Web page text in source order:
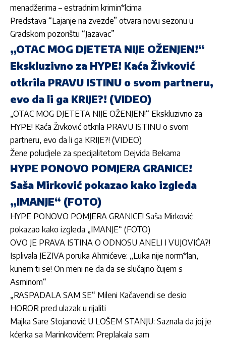
menadžerima – estradnim krimin*lcima
Predstava “Lajanje na zvezde” otvara novu sezonu u
Gradskom pozorištu “Jazavac”
„OTAC MOG DJETETA NIJE OŽENJEN!“
Ekskluzivno za HYPE! Kaća Živković
otkrila PRAVU ISTINU o svom partneru,
evo da li ga KRIJE?! (VIDEO)
„OTAC MOG DJETETA NIJE OŽENJEN!“ Ekskluzivno za
HYPE! Kaća Živković otkrila PRAVU ISTINU o svom
partneru, evo da li ga KRIJE?! (VIDEO)
Žene poludjele za specijalitetom Dejvida Bekama
HYPE PONOVO POMJERA GRANICE!
Saša Mirković pokazao kako izgleda
„IMANJE“ (FOTO)
HYPE PONOVO POMJERA GRANICE! Saša Mirković
pokazao kako izgleda „IMANJE“ (FOTO)
OVO JE PRAVA ISTINA O ODNOSU ANELI I VUJOVIĆA?!
Isplivala JEZIVA poruka Ahmićeve: „Luka nije norm*lan,
kunem ti se! On meni ne da da se slučajno čujem s
Asminom“
„RASPADALA SAM SE“ Mileni Kačavendi se desio
HOROR pred ulazak u rijaliti
Majka Sare Stojanović U LOŠEM STANJU: Saznala da joj je
kćerka sa Marinkovićem: Preplakala sam